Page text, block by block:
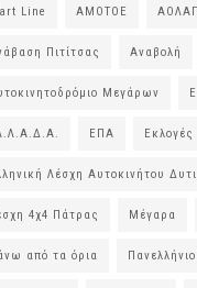
Line ΑΜΟΤΟΕ ΑΟΛΑΠ
Πιτίτσας Αναβολή
Μεγάρων
ΕΠΑ Εκλογές
Λέσχη Αυτοκινήτου
4χ4 Πάτρας Μέγαρα
από τα όρια